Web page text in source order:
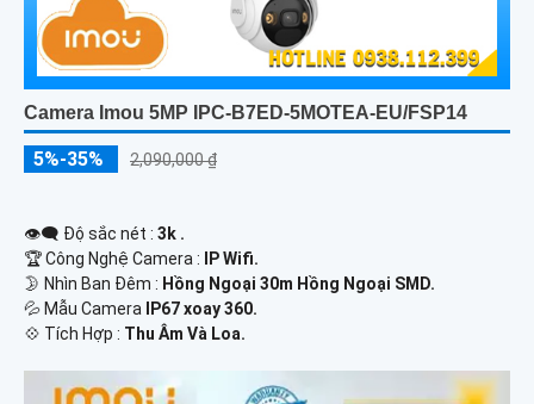
Camera Imou 5MP IPC-B7ED-5MOTEA-EU/FSP14
5%-35% 2,090,000 ₫
👁️‍🗨 Độ sắc nét : 3k .
🏆 Công Nghệ Camera :
IP Wifi.
🌛 Nhìn Ban Đêm : Hồng Ngoại 30m Hồng Ngoại SMD.
💦 Mẫu Camera
IP67 xoay 360.
️💠 Tích Hợp : Thu Âm Và Loa.